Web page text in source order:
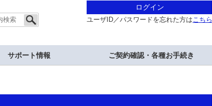
ログイン
ユーザID／パスワードを忘れた方はこちら
サポート情報 ご契約確認・各種お手続き